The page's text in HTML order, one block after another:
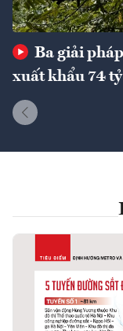
Ba giải
xuất khẩu 74